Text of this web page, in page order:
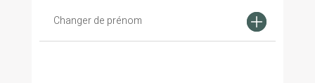
Changer de prénom